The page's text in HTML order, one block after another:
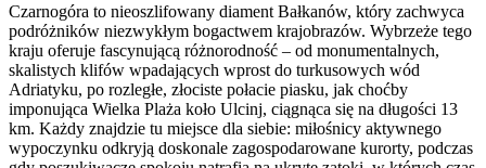
Czarnogóra to nieoszlifowany diament Bałkanów, który zachwyca
podróżników niezwykłym bogactwem krajobrazów. Wybrzeże tego
kraju oferuje fascynującą różnorodność – od monumentalnych,
skalistych klifów wpadających wprost do turkusowych wód
Adriatyku, po rozległe, złociste połacie piasku, jak choćby
imponująca Wielka Plaża koło Ulcinj, ciągnąca się na długości 13
km. Każdy znajdzie tu miejsce dla siebie: miłośnicy aktywnego
wypoczynku odkryją doskonale zagospodarowane kurorty, podczas